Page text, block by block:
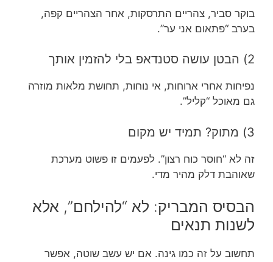
בוקר סביר, צהריים התרסקות, אחר הצהריים קפה,
בערב “פתאום אני ער”.
2) הבטן עושה סטנדאפ בלי להזמין אותך
נפיחות אחרי ארוחות, אי נוחות, תחושת מלאות מוזרה
גם מאוכל “קליל”.
3) מתוק? תמיד יש מקום
זה לא “חוסר כוח רצון”. לפעמים זו פשוט מערכת
שאוהבת דלק מהיר מדי.
הבסיס המבריק: לא “להילחם”, אלא
לשנות תנאים
תחשוב על זה כמו גינה. אם יש עשב שוטה, אפשר